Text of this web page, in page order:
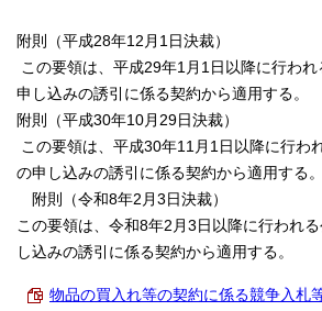
附則（平成28年12月1日決裁）
この要領は、平成29年1月1日以降に行わ
申し込みの誘引に係る契約から適用する。
附則（平成30年10月29日決裁）
この要領は、平成30年11月1日以降に行わ
の申し込みの誘引に係る契約から適用する。
附則（令和8年2月3日決裁）
この要領は、令和8年2月3日以降に行われ
し込みの誘引に係る契約から適用する。
物品の買入れ等の契約に係る競争入札